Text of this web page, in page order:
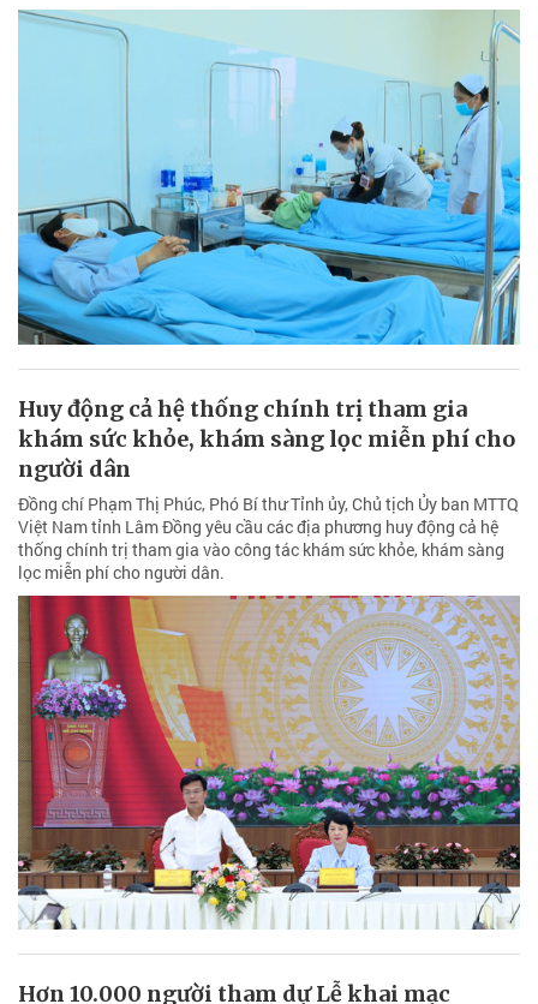
Huy động cả hệ thống chính trị tham gia
khám sức khỏe, khám sàng lọc miễn phí cho
người dân
Đồng chí Phạm Thị Phúc, Phó Bí thư Tỉnh ủy, Chủ tịch Ủy ban MTTQ
Việt Nam tỉnh Lâm Đồng yêu cầu các địa phương huy động cả hệ
thống chính trị tham gia vào công tác khám sức khỏe, khám sàng
lọc miễn phí cho người dân.
Hơn 10.000 người tham dự Lễ khai mạc